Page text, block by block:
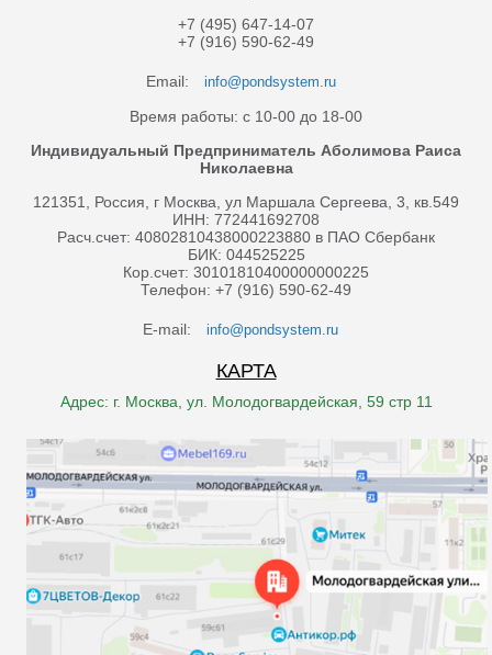
+7 (495) 647-14-07
+7 (916) 590-62-49
Email: info@pondsystem.ru
Время работы: с 10-00 до 18-00
Индивидуальный Предприниматель Аболимова Раиса
Николаевна
121351, Россия, г Москва, ул Маршала Сергеева, 3, кв.549
ИНН: 772441692708
Расч.счет: 40802810438000223880 в ПАО Сбербанк
БИК: 044525225
Кор.счет: 30101810400000000225
Телефон: +7 (916) 590-62-49
E-mail: info@pondsystem.ru
КАРТА
Адрес: г. Москва, ул. Молодогвардейская, 59 стр 11